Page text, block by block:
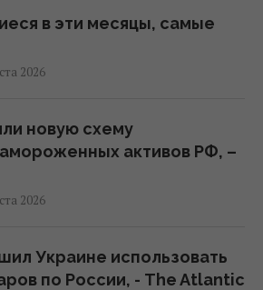
в эти месяцы, самые
2026
новую схему
активов РФ, –
2026
Украине использовать
по России, - The Atlantic